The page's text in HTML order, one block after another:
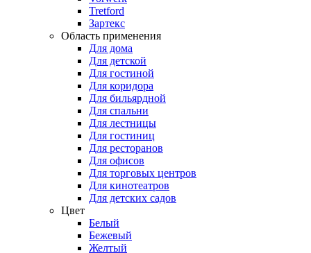
Tretford
Зартекс
Область применения
Для дома
Для детской
Для гостиной
Для коридора
Для бильярдной
Для спальни
Для лестницы
Для гостиниц
Для ресторанов
Для офисов
Для торговых центров
Для кинотеатров
Для детских садов
Цвет
Белый
Бежевый
Желтый